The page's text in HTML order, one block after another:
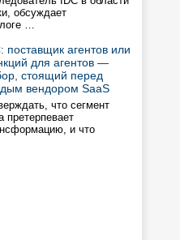
обсуждает
…
поставщик агентов или
для агентов —
стоящий перед
вендором SaaS
что сегмент
претерпевает
и что